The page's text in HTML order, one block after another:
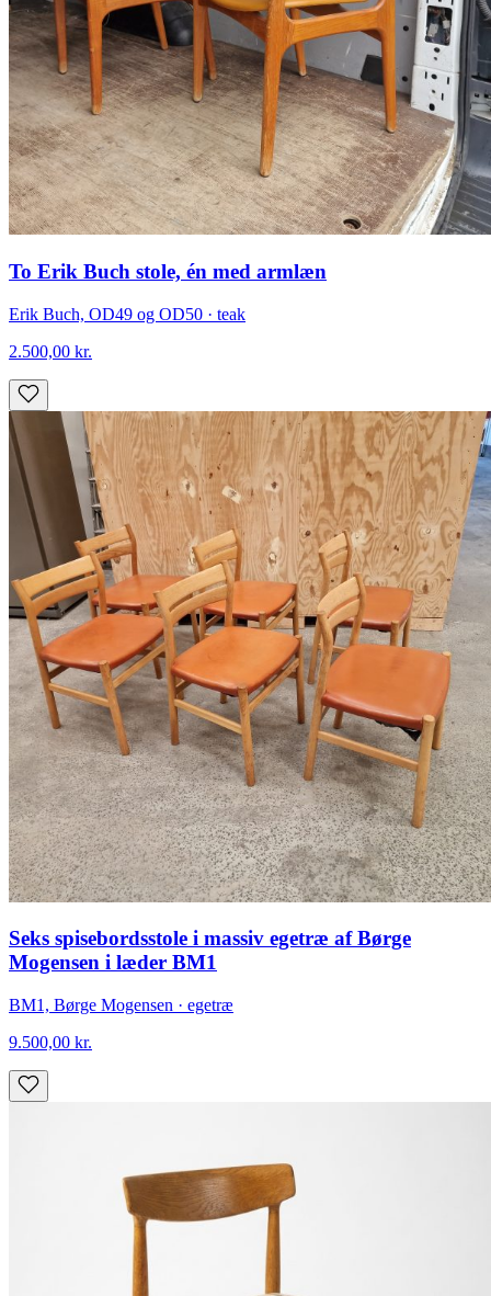
To Erik Buch stole, én med armlæn
Erik Buch, OD49 og OD50 · teak
2.500,00 kr.
Seks spisebordsstole i massiv egetræ af Børge
Mogensen i læder BM1
BM1, Børge Mogensen · egetræ
9.500,00 kr.